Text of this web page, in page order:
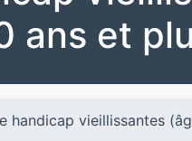
ans et
handicap vieillissantes